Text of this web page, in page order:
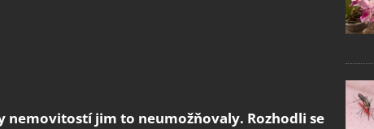
nemovitostí jim to neumožňovaly. Rozhodli se